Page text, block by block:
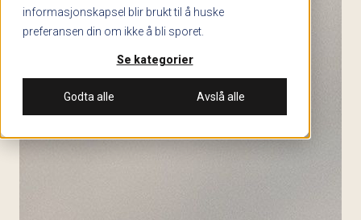
informasjonskapsel blir brukt til å huske
preferansen din om ikke å bli sporet.
Se kategorier
Godta alle Avslå alle